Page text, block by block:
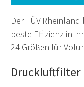
Der TÜV
beste Effizienz in
24 Größen für
Druckluftfilter